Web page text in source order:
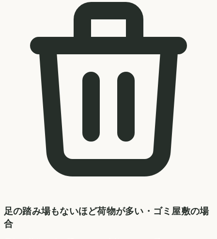
足の踏み場もないほど荷物が多い・ゴミ屋敷の場
合